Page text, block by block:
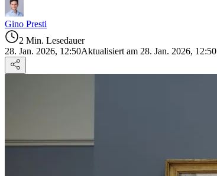
Gino Presti
2 Min. Lesedauer
28. Jan. 2026, 12:50Aktualisiert am 28. Jan. 2026, 12:50